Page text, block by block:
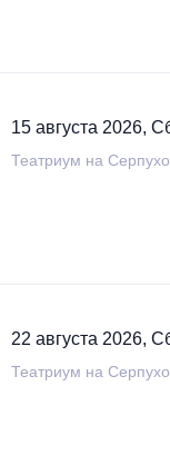
15 августа 2026,
Театриум на
22 августа 2026,
Театриум на